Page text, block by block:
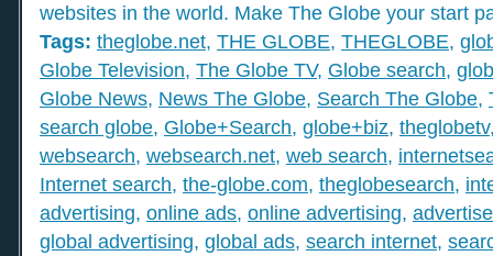
websites in the world. Make The Globe your start
Tags: theglobe.net, THE GLOBE, THEGLOBE,
Globe Television, The Globe TV, Globe search,
Globe News, News The Globe, Search The Globe,
search globe, Globe+Search, globe+biz, theglobetv
websearch, websearch.net, web search,
Internet search, the-globe.com, theglobesearch,
advertising, online ads, online advertising,
global advertising, global ads, search internet,